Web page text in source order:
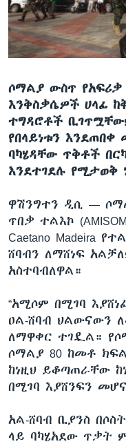
ቋንቋዎች
ሶማልያ ውስጥ
እንቅስቃሴዎች ሀላፊ
ተግዳሮቶች
የበላይነቱን እንደጠበቀ
ባካሄዳቸው ጥቅቶች
እንደተገደሉ የሚታወቅ
ዋሽንግተን ዲሲ —
ጥበቃ ተልእኮ
Caetano Madeira
ሸባብን ለማሸነፍ
አስተባብለዋል።
“አሚሶም በሚገባ
ዐል-ሸባብ ህልውናውን
ለማዋቀር ተገዷል።
ሶማልያ 80 ከመቶ
ከነዚህ ይቆጣጠራቸው
በሚገባ እያሸንፍን
አል-ሸባብ ቢያንስ
ላይ ባካሄአደው ጥቃት